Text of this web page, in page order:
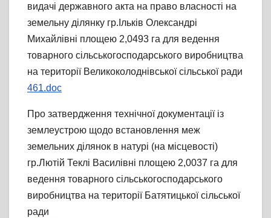
видачі державного акта на право власності на
земельну ділянку гр.Ільків Олександрі
Михайлівні площею 2,0493 га для ведення
товарного сільськогосподарського виробництва
на території Великоколоднівської сільської ради
461.doc
Про затвердження технічної документації із
землеустрою щодо встановлення меж
земельних ділянок в натурі (на місцевості)
гр.Лютій Теклі Василівні площею 2,0037 га для
ведення товарного сільськогосподарського
виробництва на території Батятицької сільської
ради